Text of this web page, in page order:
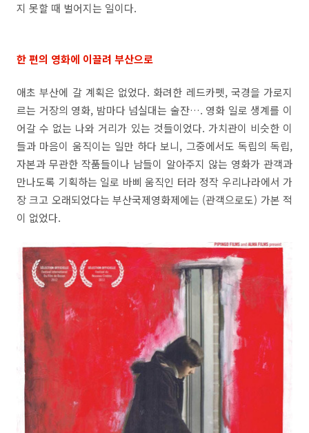
지 못할 때 벌어지는 일이다.
한 편의 영화에 이끌려 부산으로
애초 부산에 갈 계획은 없었다. 화려한 레드카펫, 국경을 가로지
르는 거장의 영화, 밤마다 넘실대는 술잔…. 영화 일로 생계를 이
어갈 수 없는 나와 거리가 있는 것들이었다. 가치관이 비슷한 이
들과 마음이 움직이는 일만 하다 보니, 그중에서도 독립의 독립,
자본과 무관한 작품들이나 남들이 알아주지 않는 영화가 관객과
만나도록 기획하는 일로 바삐 움직인 터라 정작 우리나라에서 가
장 크고 오래되었다는 부산국제영화제에는 (관객으로도) 가본 적
이 없었다.